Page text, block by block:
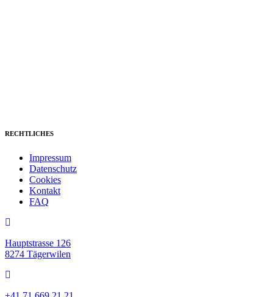
RECHTLICHES
Impressum
Datenschutz
Cookies
Kontakt
FAQ
Hauptstrasse 126
8274 Tägerwilen